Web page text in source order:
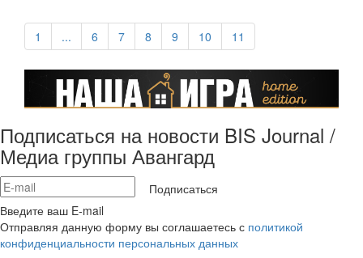
1 ... 6 7 8 9 10 11
Подписаться на новости BIS Journal /
Медиа группы Авангард
Подписаться
Введите ваш E-mail
Отправляя данную форму вы соглашаетесь с политикой
конфиденциальности персональных данных